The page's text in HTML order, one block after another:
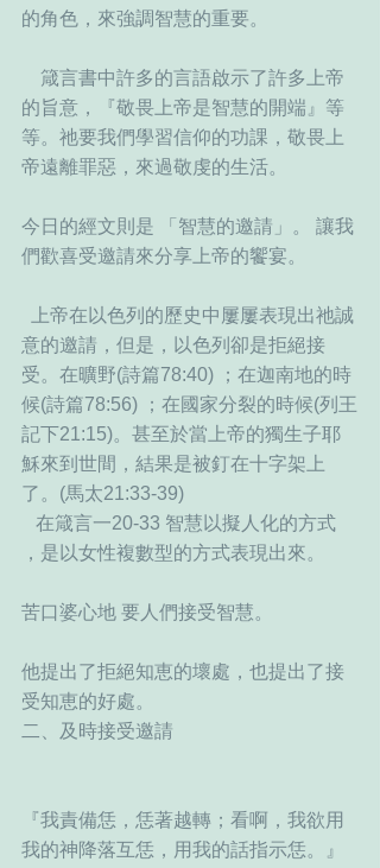
的角色，來強調智慧的重要。
的旨意，『敬畏上帝是智慧的開端』等
等。祂要我們學習信仰的功課，敬畏上
帝遠離罪惡，來過敬虔的生活。
今日的經文則是 「智慧的邀請」。 讓我
們歡喜受邀請來分享上帝的饗宴。
意的邀請，但是，以色列卻是拒絕接
受。在曠野(詩篇78:40) ；在迦南地的時
候(詩篇78:56) ；在國家分裂的時候(列王
記下21:15)。甚至於當上帝的獨生子耶
穌來到世間，結果是被釘在十字架上
了。(馬太21:33-39)
，是以女性複數型的方式表現出來。
苦口婆心地 要人們接受智慧。
他提出了拒絕知恵的壞處，也提出了接
受知恵的好處。
二、及時接受邀請
『我責備恁，恁著越轉；看啊，我欲用
我的神降落互恁，用我的話指示恁。』